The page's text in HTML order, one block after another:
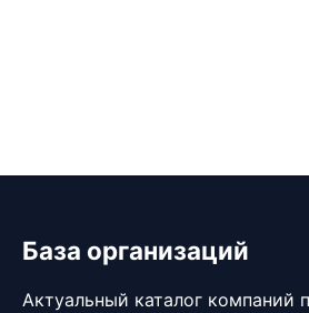
База организаций
Актуальный каталог компаний